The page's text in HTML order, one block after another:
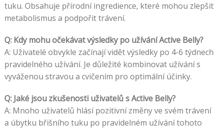
tuku. Obsahuje přírodní ingredience, které mohou zlepšit
metabolismus a podpořit trávení.
Q: Kdy mohu očekávat výsledky po užívání Active Belly?
A: Uživatelé obvykle začínají vidět výsledky po 4-6 týdnech
pravidelného užívání. Je důležité kombinovat užívání s
vyváženou stravou a cvičením pro optimální účinky.
Q: Jaké jsou zkušenosti uživatelů s Active Belly?
A: Mnoho uživatelů hlásí pozitivní změny ve svém trávení
a úbytku břišního tuku po pravidelném užívání tohoto